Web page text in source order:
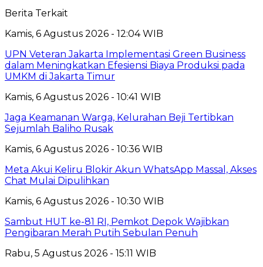
Berita Terkait
Kamis, 6 Agustus 2026 - 12:04 WIB
UPN Veteran Jakarta Implementasi Green Business
dalam Meningkatkan Efesiensi Biaya Produksi pada
UMKM di Jakarta Timur
Kamis, 6 Agustus 2026 - 10:41 WIB
Jaga Keamanan Warga, Kelurahan Beji Tertibkan
Sejumlah Baliho Rusak
Kamis, 6 Agustus 2026 - 10:36 WIB
Meta Akui Keliru Blokir Akun WhatsApp Massal, Akses
Chat Mulai Dipulihkan
Kamis, 6 Agustus 2026 - 10:30 WIB
Sambut HUT ke-81 RI, Pemkot Depok Wajibkan
Pengibaran Merah Putih Sebulan Penuh
Rabu, 5 Agustus 2026 - 15:11 WIB